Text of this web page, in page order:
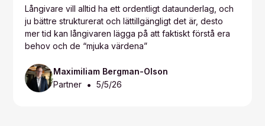
Långivare vill alltid ha ett ordentligt dataunderlag, och
ju bättre strukturerat och lättillgängligt det är, desto
mer tid kan långivaren lägga på att faktiskt förstå era
behov och de “mjuka värdena”
Maximiliam Bergman-Olson
Partner • 5/5/26